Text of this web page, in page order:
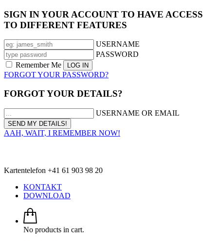
SIGN IN YOUR ACCOUNT TO HAVE ACCESS
TO DIFFERENT FEATURES
USERNAME
PASSWORD
Remember Me
FORGOT YOUR PASSWORD?
FORGOT YOUR DETAILS?
USERNAME OR EMAIL
AAH, WAIT, I REMEMBER NOW!
Kartentelefon +41 61 903 98 20
KONTAKT
DOWNLOAD
No products in cart.